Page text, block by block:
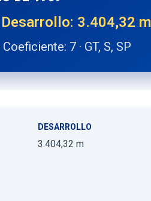
3.404,32 m
7 · GT, S, SP
DESARROLLO
3.404,32 m